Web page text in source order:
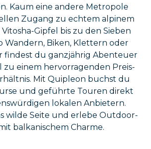
Kaum eine andere Metropole
Zugang zu echtem alpinem
Vitosha-Gipfel bis zu den Sieben
Wandern, Biken, Klettern oder
findest du ganzjährig Abenteuer
zu einem hervorragenden Preis-
Mit Quipleon buchst du
und geführte Touren direkt
lokalen Anbietern.
wilde Seite und erlebe Outdoor-
balkanischem Charme.